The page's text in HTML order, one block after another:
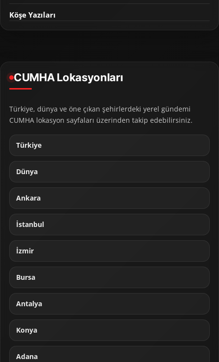
Köşe Yazıları
CUMHA Lokasyonları
Türkiye, dünya ve öne çıkan şehirlerdeki yerel gündemi
CUMHA lokasyon sayfaları üzerinden takip edebilirsiniz.
Türkiye
Dünya
Ankara
İstanbul
İzmir
Bursa
Antalya
Konya
Adana